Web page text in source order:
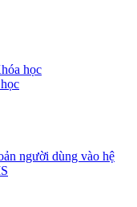
học
người dùng vào hệ